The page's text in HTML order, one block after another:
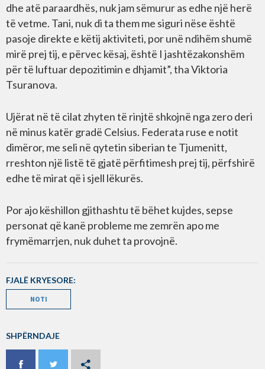
dhe atë paraardhës, nuk jam sëmurur as edhe një herë
të vetme. Tani, nuk di ta them me siguri nëse është
pasoje direkte e këtij aktiviteti, por unë ndihëm shumë
mirë prej tij, e përvec kësaj, është I jashtëzakonshëm
për të luftuar depozitimin e dhjamit”, tha Viktoria
Tsuranova.
Ujërat në të cilat zhyten të rinjtë shkojnë nga zero deri
në minus katër gradë Celsius. Federata ruse e notit
dimëror, me seli në qytetin siberian te Tjumenitt,
rreshton një listë të gjatë përfitimesh prej tij, përfshirë
edhe të mirat që i sjell lëkurës.
Por ajo këshillon gjithashtu të bëhet kujdes, sepse
personat që kanë probleme me zemrën apo me
frymëmarrjen, nuk duhet ta provojnë.
FJALË KRYESORE:
NOTI
SHPËRNDAJE